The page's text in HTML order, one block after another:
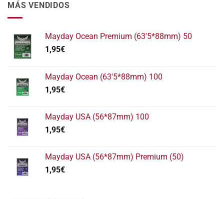
MÁS VENDIDOS
Mayday Ocean Premium (63'5*88mm) 50
1,95€
Mayday Ocean (63'5*88mm) 100
1,95€
Mayday USA (56*87mm) 100
1,95€
Mayday USA (56*87mm) Premium (50)
1,95€